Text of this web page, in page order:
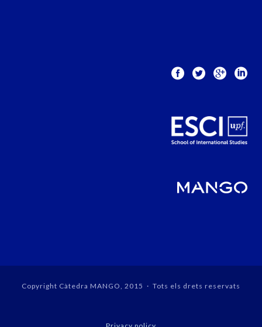
Copyright Càtedra MANGO, 2015 · Tots els drets reservats